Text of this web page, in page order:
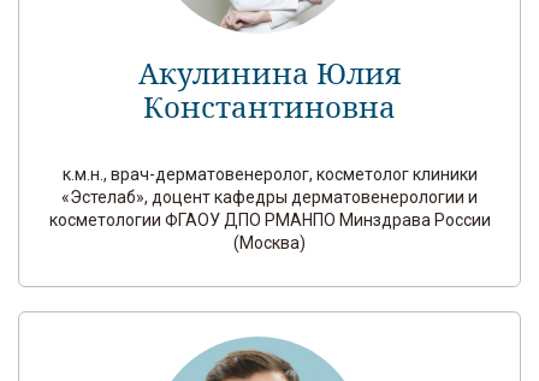
Акулинина Юлия
Константиновна
к.м.н., врач-дерматовенеролог, косметолог клиники
«Эстелаб», доцент кафедры дерматовенерологии и
косметологии ФГАОУ ДПО РМАНПО Минздрава России
(Москва)